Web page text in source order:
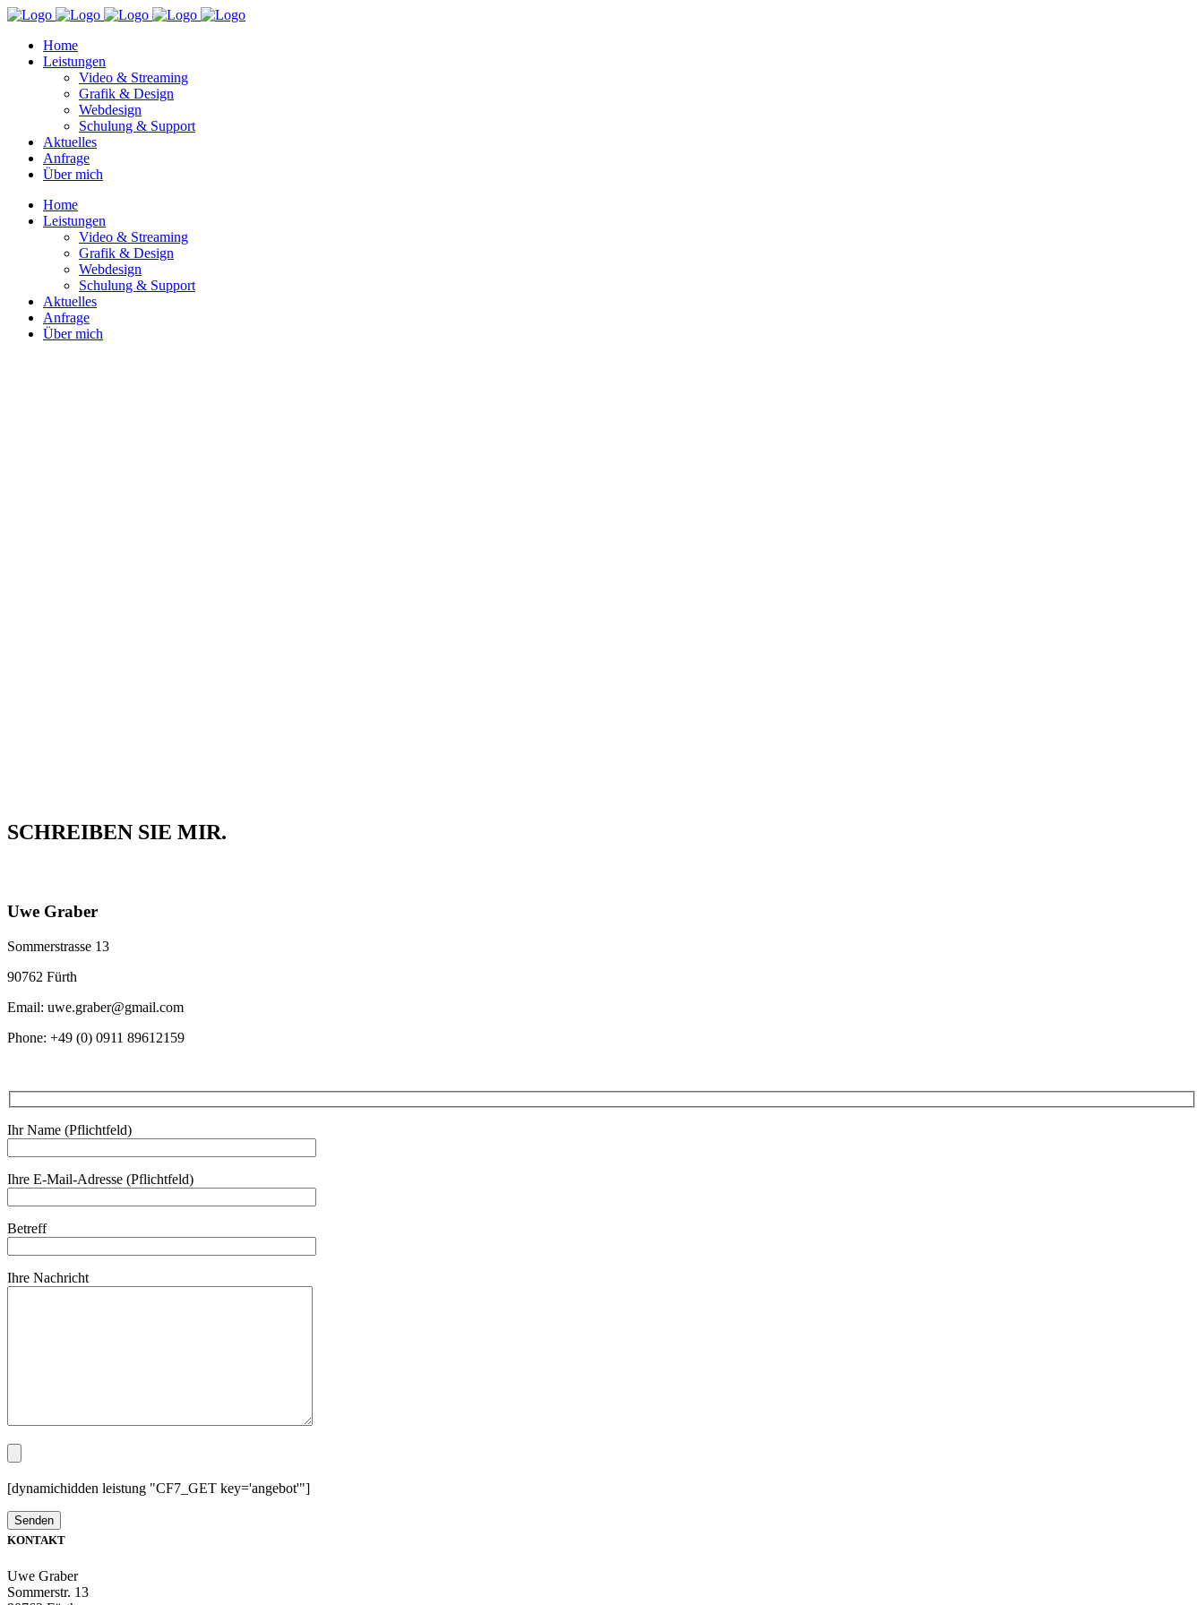
Home
Leistungen
Video & Streaming
Grafik & Design
Webdesign
Schulung & Support
Aktuelles
Anfrage
Über mich
Home
Leistungen
Video & Streaming
Grafik & Design
Webdesign
Schulung & Support
Aktuelles
Anfrage
Über mich
SCHREIBEN SIE MIR.
Uwe Graber
Sommerstrasse 13
90762 Fürth
Email: uwe.graber@gmail.com
Phone: +49 (0) 0911 89612159
Ihr Name (Pflichtfeld)
Ihre E-Mail-Adresse (Pflichtfeld)
Betreff
Ihre Nachricht
[dynamichidden leistung "CF7_GET key='angebot'"]
KONTAKT
Uwe Graber
Sommerstr. 13